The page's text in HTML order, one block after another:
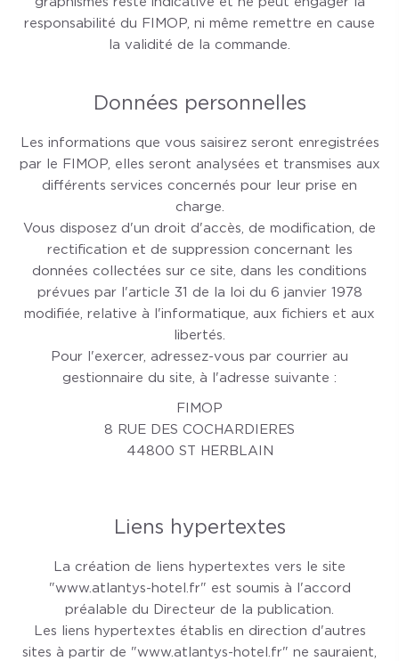
responsabilité du FIMOP, ni même remettre en cause
la validité de la commande.
Données personnelles
Les informations que vous saisirez seront enregistrées
par le FIMOP, elles seront analysées et transmises aux
différents services concernés pour leur prise en
charge.
Vous disposez d'un droit d'accès, de modification, de
rectification et de suppression concernant les
données collectées sur ce site, dans les conditions
prévues par l'article 31 de la loi du 6 janvier 1978
modifiée, relative à l'informatique, aux fichiers et aux
libertés.
Pour l'exercer, adressez-vous par courrier au
gestionnaire du site, à l'adresse suivante :
FIMOP
8 RUE DES COCHARDIERES
44800 ST HERBLAIN
Liens hypertextes
La création de liens hypertextes vers le site
"www.atlantys-hotel.fr" est soumis à l'accord
préalable du Directeur de la publication.
Les liens hypertextes établis en direction d'autres
sites à partir de "www.atlantys-hotel.fr" ne sauraient,